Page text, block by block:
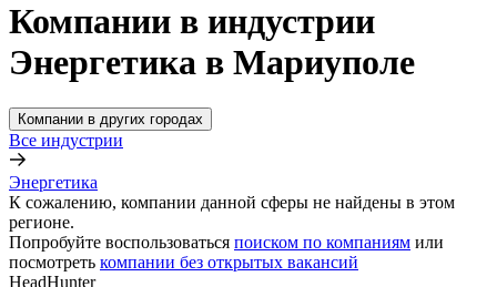
Компании в индустрии
Энергетика в Мариуполе
Компании в других городах
Все индустрии
Энергетика
К сожалению, компании данной сферы не найдены в этом
регионе.
Попробуйте воспользоваться поиском по компаниям или
посмотреть компании без открытых вакансий
HeadHunter